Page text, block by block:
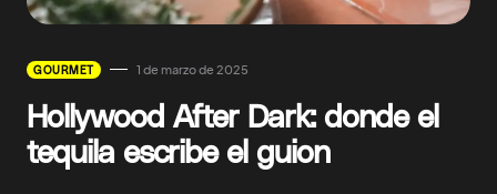
GOURMET 1 de marzo de 2025
Hollywood After Dark: donde el
tequila escribe el guion